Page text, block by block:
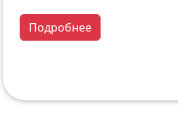
Подробнее